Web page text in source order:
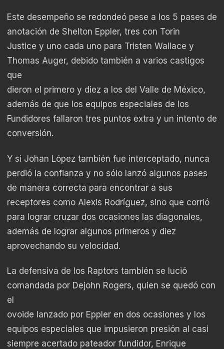
Este desempeño se redondeó pese a los 5 pases de
anotación de Shelton Eppler, tres con Torin
Justice y uno cada uno para Tristen Wallace y
Thomas Auger, debido también a varios castigos
que
dieron el primero y diez a los del Valle de México,
además de que los equipos especiales de los
Fundidores fallaron tres puntos extra y un intento de
conversión.
Y si Johan López también fue interceptado, nunca
perdió la confianza y no sólo lanzó algunos pases
de manera correcta para encontrar a sus
receptores como Alexis Rodríguez, sino que corrió
para lograr cruzar dos ocasiones las diagonales,
además de lograr algunos primeros y diez
aprovechando su velocidad.
La defensiva de los Raptors también se lució
comandada por Dejohn Rogers, quien se quedó con
el
ovoide lanzado por Eppler en dos ocasiones y los
equipos especiales que impusieron presión al casi
siempre acertado pateador fundidor, Enrique